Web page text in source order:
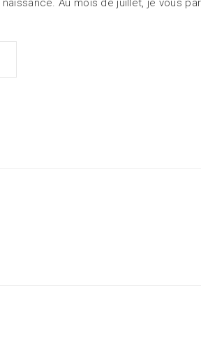
Au mois de juillet, je vous